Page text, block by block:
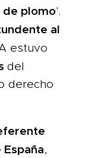
de plomo'.
al
estuvo
del
derecho
,